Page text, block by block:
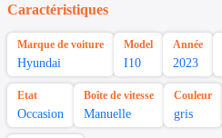
Caractéristiques
Marque de voiture
Hyundai
Model
I10
Année
2023
Etat
Occasion
Boîte de vitesse
Manuelle
Couleur
gris